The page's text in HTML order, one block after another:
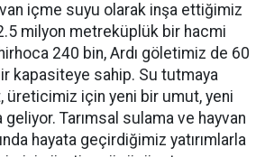
içme suyu olarak inşa ettiğimiz
milyon metreküplük bir hacmi
240 bin, Ardı göletimiz de 60
kapasiteye sahip. Su tutmaya
üreticimiz için yeni bir umut, yeni
geliyor. Tarımsal sulama ve hayvan
hayata geçirdiğimiz yatırımlarla